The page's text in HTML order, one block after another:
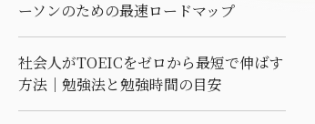
ーソンのための最速ロードマップ
社会人がTOEICをゼロから最短で伸ばす
方法｜勉強法と勉強時間の目安